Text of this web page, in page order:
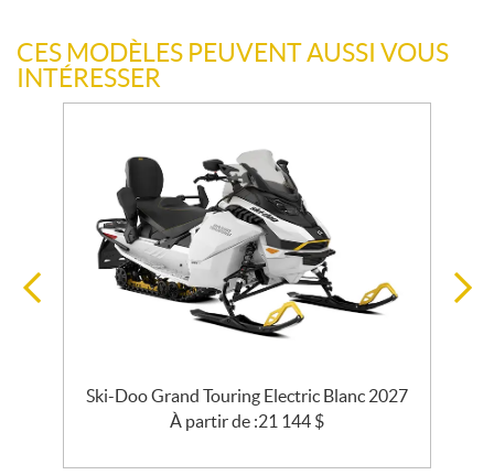
CES MODÈLES PEUVENT AUSSI VOUS
INTÉRESSER
Ski-Doo Grand Touring Electric Blanc 2027
À partir de :21 144 $